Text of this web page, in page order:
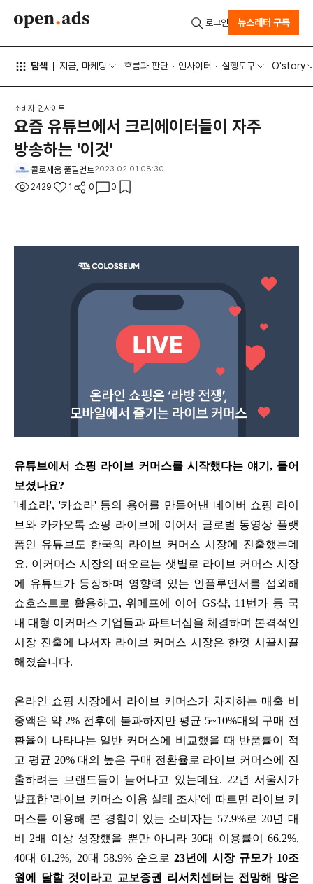
탐색 지금, 마케팅 흐름과 판단 인사이터 실행도구 O'story
로그인 뉴스레터 구독
소비자 인사이트
요즘 유튜브에서 크리에이터들이 자주
방송하는 '이것'
콜로세움 풀필먼트2023.02.01 08:30
2429 1 0 0
유튜브에서 쇼핑 라이브 커머스를 시작했다는 얘기, 들어
보셨나요?
'네쇼라', '카쇼라' 등의 용어를 만들어낸 네이버 쇼핑 라이
브와 카카오톡 쇼핑 라이브에 이어서 글로벌 동영상 플랫
폼인 유튜브도 한국의 라이브 커머스 시장에 진출했는데
요. 이커머스 시장의 떠오르는 샛별로 라이브 커머스 시장
에 유튜브가 등장하며 영향력 있는 인플루언서를 섭외해
쇼호스트로 활용하고, 위메프에 이어 GS샵, 11번가 등 국
내 대형 이커머스 기업들과 파트너십을 체결하며 본격적인
시장 진출에 나서자 라이브 커머스 시장은 한껏 시끌시끌
해졌습니다.
온라인 쇼핑 시장에서 라이브 커머스가 차지하는 매출 비
중액은 약 2% 전후에 불과하지만 평균 5~10%대의 구매 전
환율이 나타나는 일반 커머스에 비교했을 때 반품률이 적
고 평균 20% 대의 높은 구매 전환율로 라이브 커머스에 진
출하려는 브랜드들이 늘어나고 있는데요. 22년 서울시가
발표한 '라이브 커머스 이용 실태 조사'에 따르면 라이브 커
머스를 이용해 본 경험이 있는 소비자는 57.9%로 20년 대
비 2배 이상 성장했을 뿐만 아니라 30대 이용률이 66.2%,
40대 61.2%, 20대 58.9% 순으로23년에 시장 규모가 10조
원에 달할 것이라고 교보증권 리서치센터는 전망해 많은